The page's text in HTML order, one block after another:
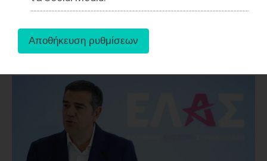
χρόνια ως πρωθυπουργός; Εκείνος σχολιάζει,
εμείς αγωνιζόμαστε»